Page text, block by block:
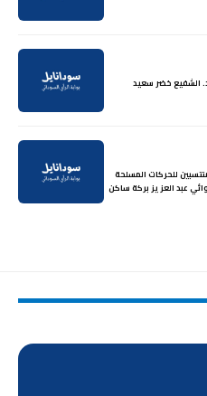
الشفيع خضر سعيد
للحركات المسلحة
عبد العزيز بركة ساكن